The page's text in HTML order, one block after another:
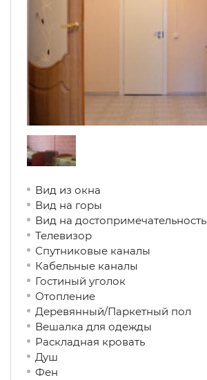
Вид из окна
Вид на горы
Вид на достопримечательность
Телевизор
Спутниковые каналы
Кабельные каналы
Гостиный уголок
Отопление
Деревянный/Паркетный пол
Вешалка для одежды
Раскладная кровать
Душ
Фен